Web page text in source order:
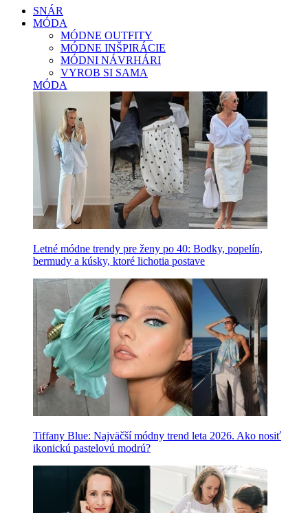
SNÁR
MÓDA
MÓDNE OUTFITY
MÓDNE INŠPIRÁCIE
MÓDNI NÁVRHÁRI
VYROB SI SAMA
MÓDA
Letné módne trendy pre ženy po 40: Bodky, popelín,
bermudy a kúsky, ktoré lichotia postave
Tiffany Blue: Najväčší módny trend leta 2026. Ako nosiť
ikonickú pastelovú modrú?